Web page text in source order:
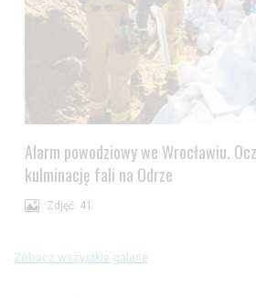
Alarm powodziowy we Wrocławiu.
kulminację fali na Odrze
Zdjęć: 41
Zobacz wszystkie galerie